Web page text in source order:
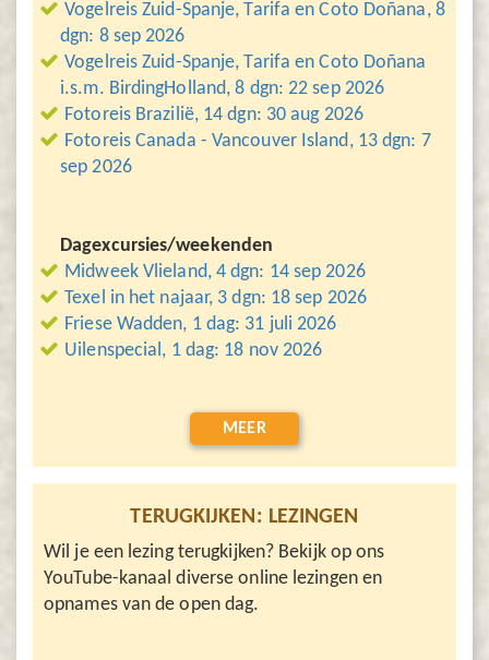
Vogelreis Zuid-Spanje, Tarifa en Coto Doñana, 8
dgn: 8 sep 2026
Vogelreis Zuid-Spanje, Tarifa en Coto Doñana
i.s.m. BirdingHolland, 8 dgn: 22 sep 2026
Fotoreis Brazilië, 14 dgn: 30 aug 2026
Fotoreis Canada - Vancouver Island, 13 dgn: 7
sep 2026
Dagexcursies/weekenden
Midweek Vlieland, 4 dgn: 14 sep 2026
Texel in het najaar, 3 dgn: 18 sep 2026
Friese Wadden, 1 dag: 31 juli 2026
Uilenspecial, 1 dag: 18 nov 2026
MEER
TERUGKIJKEN: LEZINGEN
Wil je een lezing terugkijken? Bekijk op ons
YouTube-kanaal diverse online lezingen en
opnames van de open dag.